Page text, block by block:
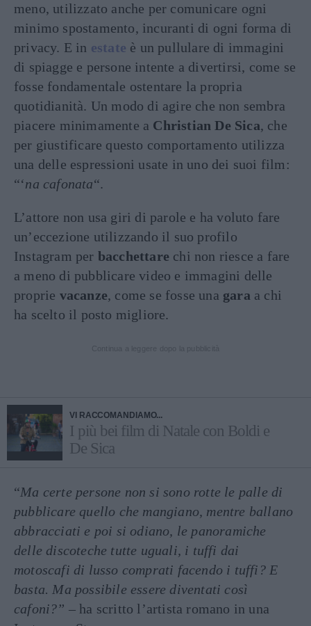
meno, utilizzato anche per comunicare ogni
minimo spostamento, incuranti di ogni forma di
privacy. E in estate è un pullulare di immagini
di spiagge e persone intente a divertirsi, come se
fosse fondamentale ostentare la propria
quotidianità. Un modo di agire che non sembra
piacere minimamente a Christian De Sica, che
per giustificare questo comportamento utilizza
una delle espressioni usate in uno dei suoi film:
“‘na cafonata“.
L’attore non usa giri di parole e ha voluto fare
un’eccezione utilizzando il suo profilo
Instagram per bacchettare chi non riesce a fare
a meno di pubblicare video e immagini delle
proprie vacanze, come se fosse una gara a chi
ha scelto il posto migliore.
VI RACCOMANDIAMO...
I più bei film di Natale con Boldi e
De Sica
“Ma certe persone non si sono rotte le palle di
pubblicare quello che mangiano, mentre ballano
abbracciati e poi si odiano, le panoramiche
delle discoteche tutte uguali, i tuffi dai
motoscafi di lusso comprati facendo i tuffi? E
basta. Ma possibile essere diventati così
cafoni?” – ha scritto l’artista romano in una